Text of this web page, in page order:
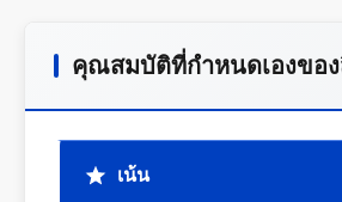
คุณสมบัติที่กําหนดเองขอ
เน้น